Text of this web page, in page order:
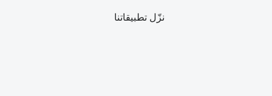
نزّل تطبيقاتنا